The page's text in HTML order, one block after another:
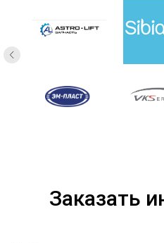
Заказать